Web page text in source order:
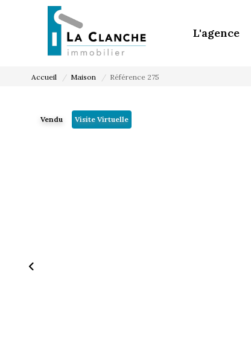
L'agence
Accueil Maison Référence 275
Vendu Visite Virtuelle